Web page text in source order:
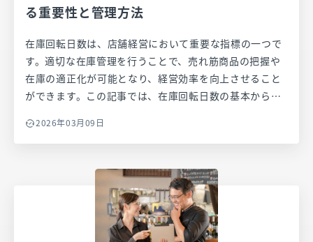
る重要性と管理方法
在庫回転日数は、店舗経営において重要な指標の一つで
す。適切な在庫管理を行うことで、売れ筋商品の把握や
在庫の適正化が可能となり、経営効率を向上させること
ができます。この記事では、在庫回転日数の基本から計
2026年03月09日